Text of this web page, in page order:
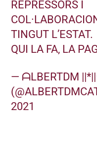
REPRESSORS I
TINGUT L’ESTAT.
QUI LA FA, LA
— ᗩLBERTDM ||*||
2021